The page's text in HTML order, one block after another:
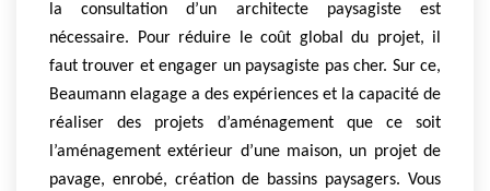
la consultation d’un architecte paysagiste est
nécessaire. Pour réduire le coût global du projet, il
faut trouver et engager un paysagiste pas cher. Sur ce,
Beaumann elagage a des expériences et la capacité de
réaliser des projets d’aménagement que ce soit
l’aménagement extérieur d’une maison, un projet de
pavage, enrobé, création de bassins paysagers. Vous